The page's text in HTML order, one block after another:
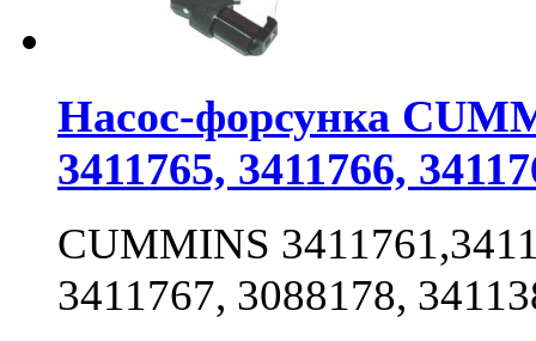
Насос-форсунка
3411765, 3411766,
CUMMINS
3411767, 3088178,